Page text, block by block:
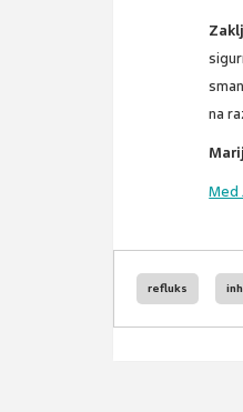
na
Med
refluks